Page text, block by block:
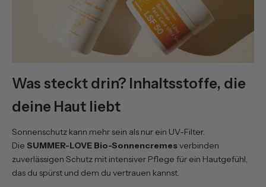
Was steckt drin? Inhaltsstoffe, die
deine Haut liebt
Sonnenschutz kann mehr sein als nur ein UV-Filter.
Die SUMMER-LOVE Bio-Sonnencremesverbinden
zuverlässigen Schutz mit intensiver Pflege für ein Hautgefühl,
das du spürst und dem du vertrauen kannst.